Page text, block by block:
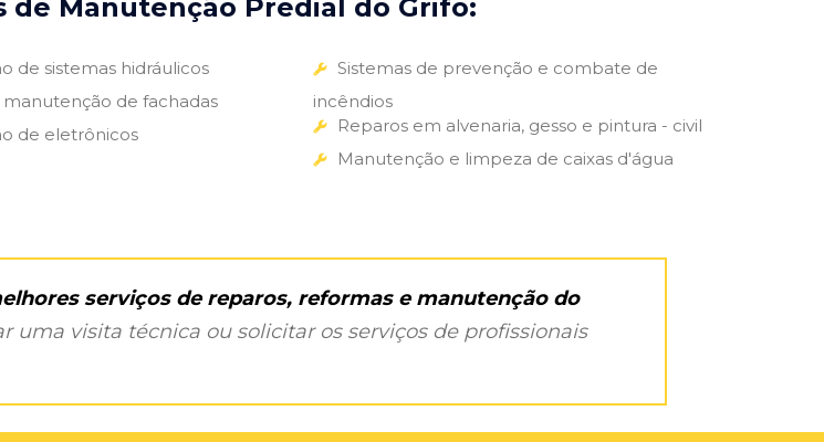
de Manutenção Predial do Grifo:
de sistemas hidráulicos
manutenção de fachadas
de eletrônicos
Sistemas de prevenção e combate de
incêndios
Reparos em alvenaria, gesso e pintura - civil
Manutenção e limpeza de caixas d'água
serviços de reparos, reformas e manutenção do
uma visita técnica ou solicitar os serviços de profissionais